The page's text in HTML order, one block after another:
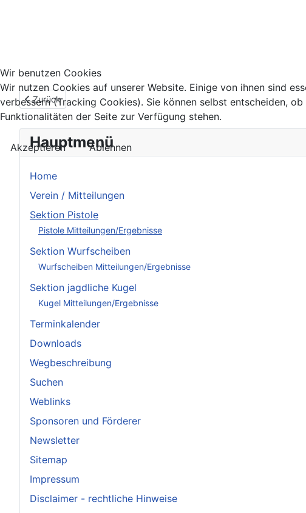
Hauptmenü
Home
Verein / Mitteilungen
Sektion Pistole
Pistole Mitteilungen/Ergebnisse
Sektion Wurfscheiben
Wurfscheiben Mitteilungen/Ergebnisse
Sektion jagdliche Kugel
Kugel Mitteilungen/Ergebnisse
Terminkalender
Downloads
Wegbeschreibung
Suchen
Weblinks
Sponsoren und Förderer
Newsletter
Sitemap
Impressum
Disclaimer - rechtliche Hinweise
Vorheriger Beitrag: Ergebnisse Ranglistenschießen vom 14.12.2024
Zurück
Wir benutzen Cookies
Wir nutzen Cookies auf unserer Website. Einige von ihnen sind
verbessern (Tracking Cookies). Sie können selbst entscheiden,
Funktionalitäten der Seite zur Verfügung stehen.
Akzeptieren Ablehnen